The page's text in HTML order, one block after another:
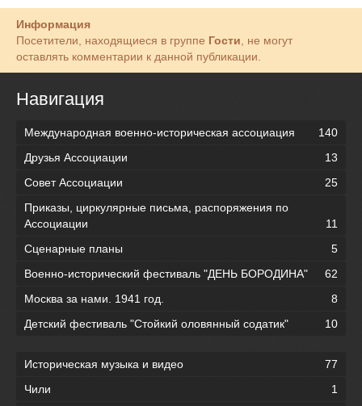
Информация
Посетители, находящиеся в группе Гости , не могут
оставлять комментарии к данной публикации.
Навигация
Международная военно-историческая ассоциация
140
Друзья Ассоциации
13
Совет Ассоциации
25
Приказы, циркулярные письма, распоряжения по
Ассоциации
11
Сценарные планы
5
Военно-исторический фестиваль "ДЕНЬ БОРОДИНА"
62
Москва за нами. 1941 год.
8
Детский фестиваль "Стойкий оловянный содатик"
10
Историческая музыка и видео
77
Чили
1